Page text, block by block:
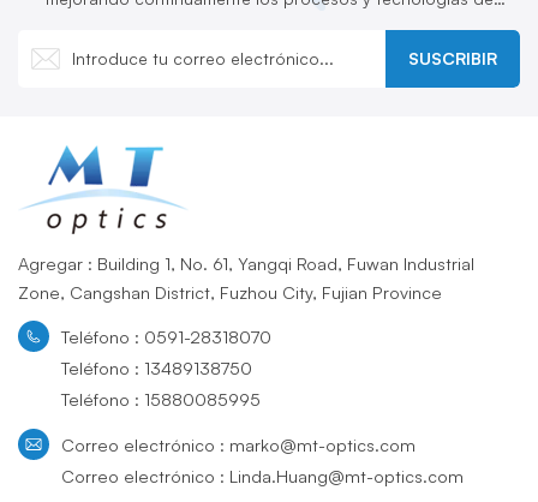
SUSCRIBIR
Agregar : Building 1, No. 61, Yangqi Road, Fuwan Industrial
Zone, Cangshan District, Fuzhou City, Fujian Province
Teléfono : 0591-28318070
Teléfono : 13489138750
Teléfono : 15880085995
Correo electrónico : marko@mt-optics.com
Correo electrónico : Linda.Huang@mt-optics.com